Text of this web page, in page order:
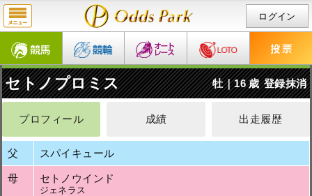
ログイン
セトノプロミス 牡｜16 歳 登録抹消
プロフィール 成績 出走履歴
父 スパイキュール
母 セトノウインド
ジェネラス